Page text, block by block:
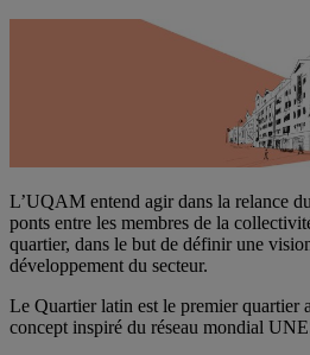
L’UQAM entend agir dans la relance
ponts entre les membres de la
quartier, dans le but de définir une
développement du secteur.
Le Quartier latin est le premier quartier
concept inspiré du réseau mondial